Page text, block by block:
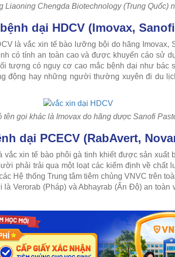
Liaoning Chengda Biotechnology (Trung Quốc)
dại HDCV (Imovax,
là vắc xin tế bào lưỡng bội do hãng Imovax,
có tính an toàn cao và được khuyến cáo sử
tượng có nguy cơ cao mắc bệnh dại như bác
động hay những người thường xuyên đi du
tên gọi khác là Imovax do hãng dược Sanofi
dại PCECV (RabAvert,
vắc xin tế bào phôi gà tinh khiết được sản xuất
phải trải qua một loạt các kiểm định về chất
Hệ thống Trung tâm tiêm chủng VNVC trên
Verorab (Pháp) và Abhayrab (Ấn Độ) an toàn